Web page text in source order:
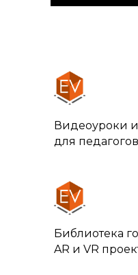
Библиотека
AR и VR
Видеоуроки
для